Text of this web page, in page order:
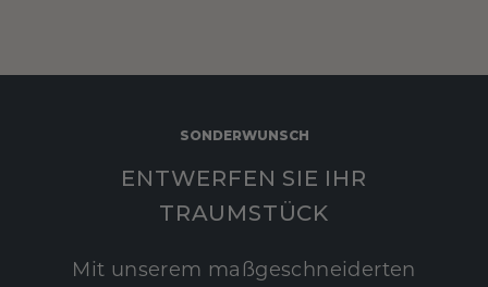
SONDERWUNSCH
ENTWERFEN SIE IHR
TRAUMSTÜCK
Mit unserem maßgeschneiderten